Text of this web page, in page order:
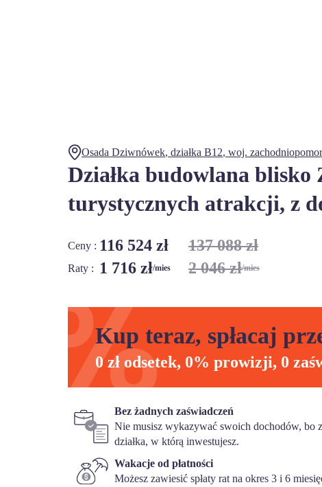
Osada Dziwnówek, działka B12, woj.
Działka budowlana
turystycznych atrakcji, z
Ceny : 116 524 zł 137 088 zł
Raty : 1 716 zł/mies 2 046 zł/mies
Kup teraz, spłacaj
0 zł odsetek, 0% prowizji, 0
Bez żadnych zaświadczeń
Nie musisz wykazywać swoich dochodów, bo
działka, w którą inwestujesz.
Wakacje od płatności
Możesz zawiesić spłaty rat na okres 3 i 6